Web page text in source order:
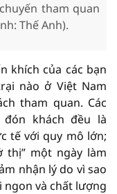
tham quan
Thế Anh).
khích của các bạn
nào ở Việt Nam
tham quan. Các
khách đều là
tế với quy mô lớn;
thị” một ngày làm
nhận lý do vì sao
và chất lượng